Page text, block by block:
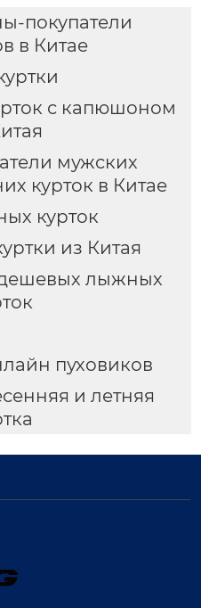
покупатели
в Китае
с капюшоном
мужских
курток в Китае
курток
из Китая
лыжных
пуховиков
и летняя